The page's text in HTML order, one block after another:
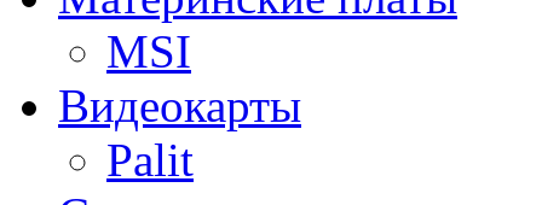
MSI
Видеокарты
Palit